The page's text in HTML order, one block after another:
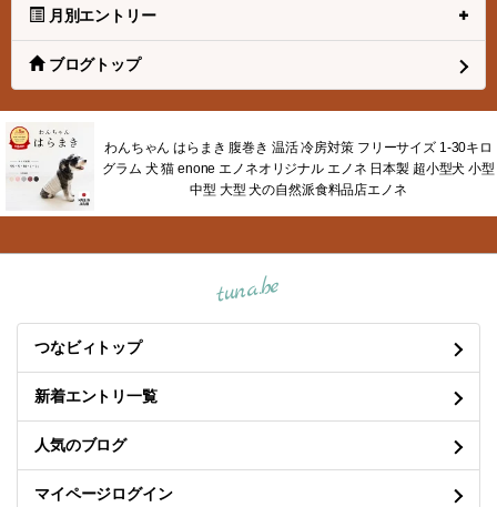
月別エントリー
ブログトップ
わんちゃん はらまき 腹巻き 温活 冷房対策 フリーサイズ 1-30キロ
グラム 犬 猫 enone エノネオリジナル エノネ 日本製 超小型犬 小型
中型 大型 犬の自然派食料品店エノネ
tuna.be
つなビィトップ
新着エントリ一覧
人気のブログ
マイページログイン